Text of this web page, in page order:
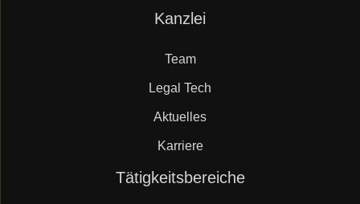
Mueller.legal
Kanzlei
Team
Legal Tech
Aktuelles
Karriere
Tätigkeitsbereiche